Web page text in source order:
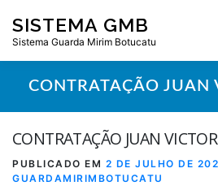
para
conteúdo
SISTEMA GMB
Sistema Guarda Mirim Botucatu
CONTRATAÇÃO JUAN
CONTRATAÇÃO JUAN
PUBLICADO EM 2 DE JULHO DE
GUARDAMIRIMBOTUCATU